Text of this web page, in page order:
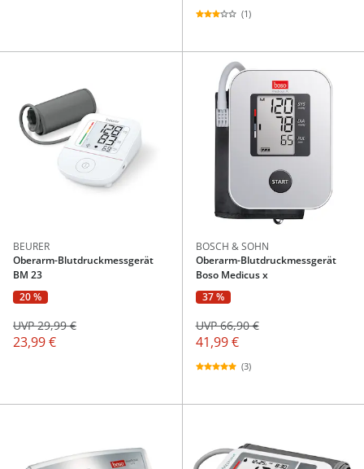
(1)
BEURER
Oberarm-Blutdruckmessgerät
BM 23
20 %
23,99 €
UVP 29,99 €
BOSCH & SOHN
Oberarm-Blutdruckmessgerät
Boso Medicus x
37 %
41,99 €
UVP 66,90 €
(3)